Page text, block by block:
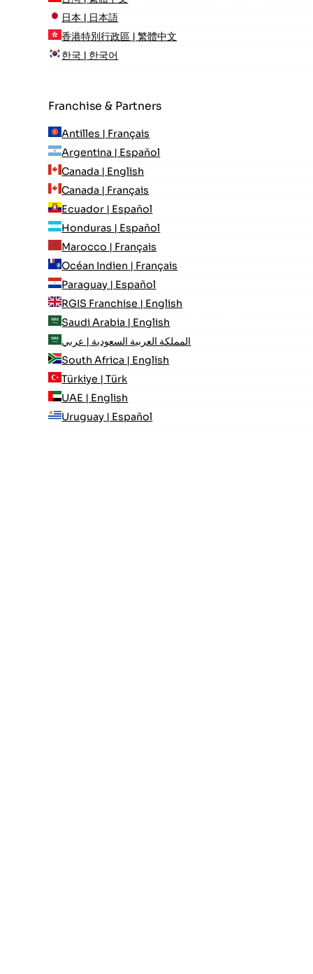
日本 | 日本語
香港特別行政區 | 繁體中文
한국 | 한국어
Franchise & Partners
Antilles | Français
Argentina | Español
Canada | English
Canada | Français
Ecuador | Español
Honduras | Español
Marocco | Français
Océan Indien | Français
Paraguay | Español
RGIS Franchise | English
Saudi Arabia | English
المملكة العربية السعودية | عربي
South Africa | English
Türkiye | Türk
UAE | English
Uruguay | Español